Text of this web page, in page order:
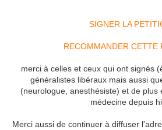
SIGNER LA
RECOMMANDER CETTE
merci à celles et ceux qui ont signés
généralistes libéraux mais aussi
(neurologue, anesthésiste) et de plus
médecine depuis
Merci aussi de continuer à diffuser